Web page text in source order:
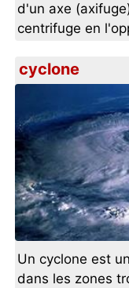
d'un axe
centrifuge en
cyclone
Un cyclone est
dans les zones